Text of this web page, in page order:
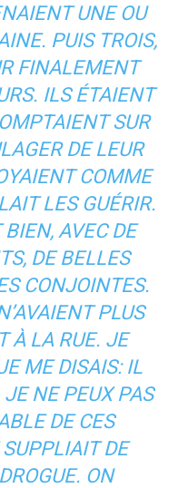
UNE OU
PUIS TROIS,
FINALEMENT
ILS ÉTAIENT
SUR
DE LEUR
COMME
LES GUÉRIR.
AVEC DE
DE BELLES
CONJOINTES.
PLUS
À LA RUE. JE
ME DISAIS: IL
JE NE PEUX PAS
DE CES
DE
ON